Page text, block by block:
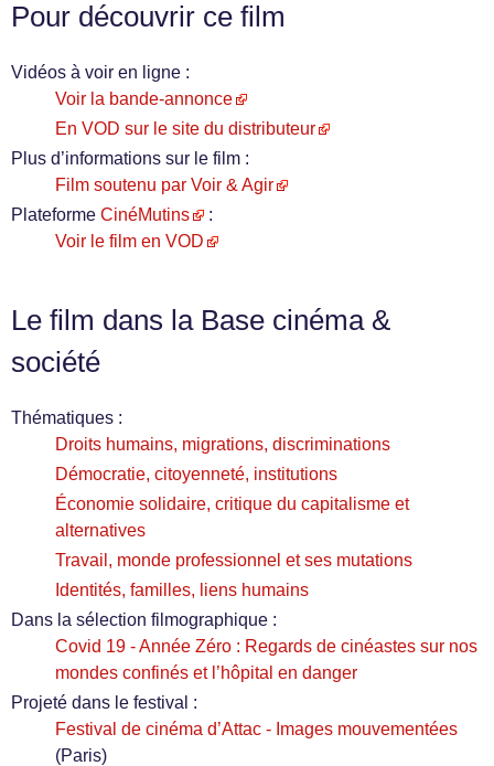
Pour découvrir ce film
Vidéos à voir en ligne :
Voir la bande-annonce
En VOD sur le site du distributeur
Plus d’informations sur le film :
Film soutenu par Voir & Agir
Plateforme CinéMutins
:
Voir le film en VOD
Le film dans la Base cinéma &
société
Thématiques :
Droits humains, migrations, discriminations
Démocratie, citoyenneté, institutions
Économie solidaire, critique du capitalisme et
alternatives
Travail, monde professionnel et ses mutations
Identités, familles, liens humains
Dans la sélection filmographique :
Covid 19 - Année Zéro : Regards de cinéastes sur nos
mondes confinés et l’hôpital en danger
Projeté dans le festival :
Festival de cinéma d’Attac - Images mouvementées
(Paris)